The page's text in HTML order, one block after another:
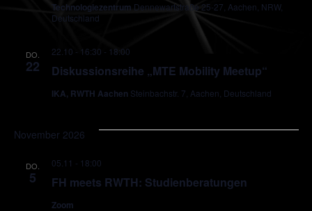
Technologiezentrum Dennewartstraße 25-27, Aachen, NRW,
Deutschland
DO.
22 Diskussionsreihe „MTE Mobility Meetup“
22.10 - 16:30 - 18:00
IKA, RWTH Aachen Steinbachstr. 7, Aachen, Deutschland
November 2026
DO.
5 FH meets RWTH: Studienberatungen
05.11 - 18:00
Zoom